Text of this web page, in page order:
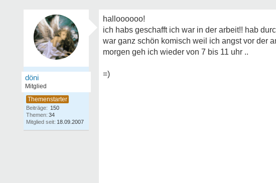
döni
Mitglied
Beiträge: 150
Themen: 34
Mitglied seit: 18.09.2007
halloooooo!
ich habs geschafft ich war in der arbeit!! hab
war ganz schön komisch weil ich angst vor der
morgen geh ich wieder von 7 bis 11 uhr ..
=)